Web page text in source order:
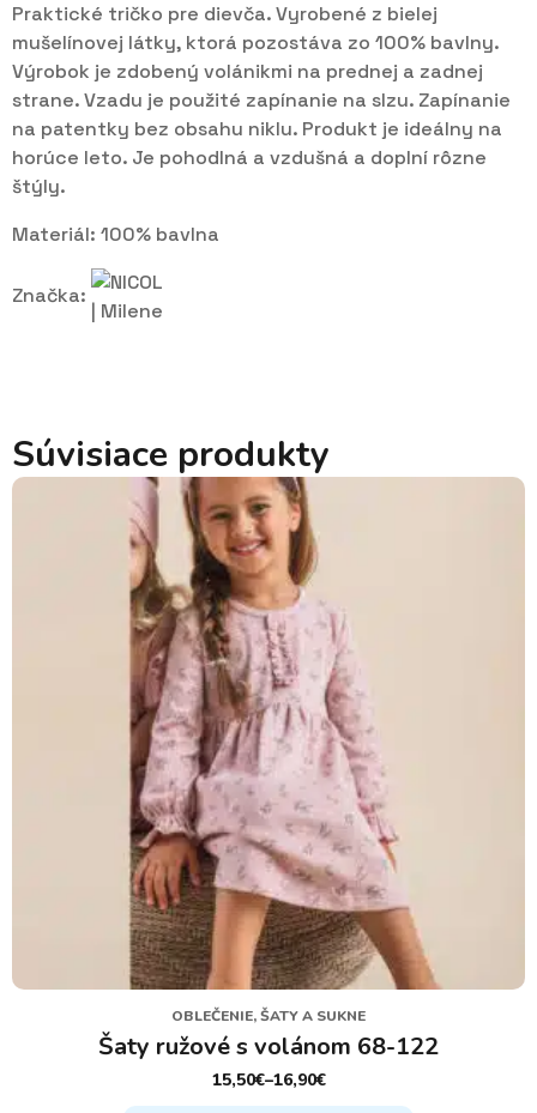
Praktické tričko pre dievča. Vyrobené z bielej
mušelínovej látky, ktorá pozostáva zo 100% bavlny.
Výrobok je zdobený volánikmi na prednej a zadnej
strane. Vzadu je použité zapínanie na slzu. Zapínanie
na patentky bez obsahu niklu. Produkt je ideálny na
horúce leto. Je pohodlná a vzdušná a doplní rôzne
štýly.
Materiál: 100% bavlna
Značka:
Súvisiace produkty
OBLEČENIE, ŠATY A SUKNE
Šaty ružové s volánom 68-122
15,50€–16,90€
PRICE
RANGE: